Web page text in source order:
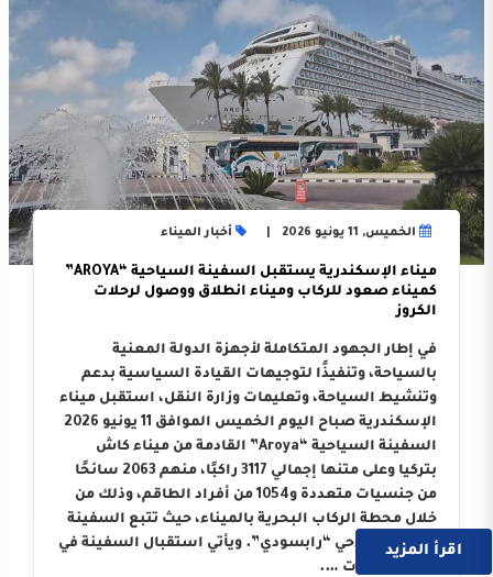
الخميس, 11 يونيو 2026 أخبار الميناء
ميناء الإسكندرية يستقبل السفينة السياحية “AROYA”
كميناء صعود للركاب وميناء انطلاق ووصول لرحلات
الكروز
في إطار الجهود المتكاملة لأجهزة الدولة المعنية
بالسياحة، وتنفيذًا لتوجيهات القيادة السياسية بدعم
وتنشيط السياحة، وتعليمات وزارة النقل، استقبل ميناء
الإسكندرية صباح اليوم الخميس الموافق 11 يونيو 2026
السفينة السياحية “Aroya” القادمة من ميناء كاش
بتركيا وعلى متنها إجمالي 3117 راكبًا، منهم 2063 سائحًا
من جنسيات متعددة و1054 من أفراد الطاقم، وذلك من
خلال محطة الركاب البحرية بالميناء، حيث تتبع السفينة
الوكيل الملاحي “رابسودي”. ويأتي استقبال السفينة في
إطار النجاحات ….
اقرأ المزيد